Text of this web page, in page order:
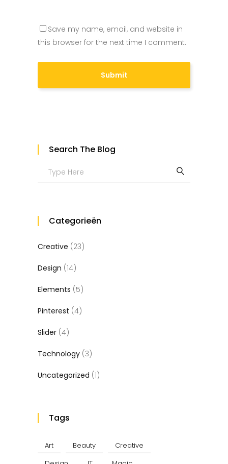
Save my name, email, and website in
this browser for the next time I comment.
Search The Blog
Search
Categorieën
Creative (23)
Design (14)
Elements (5)
Pinterest (4)
Slider (4)
Technology (3)
Uncategorized (1)
Tags
Art Beauty
Creative